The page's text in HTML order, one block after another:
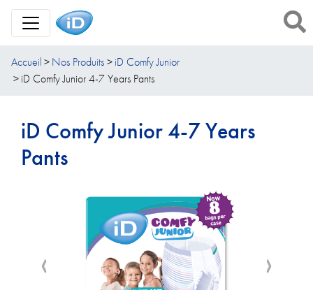
Toggle Navigation
Accueil Nos Produits
iD Comfy Junior
iD Comfy Junior 4-7 Years Pants
iD Comfy Junior 4-7 Years
Pants